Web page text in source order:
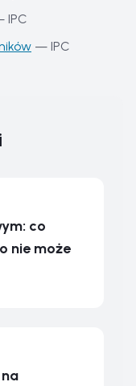
IPC
— IPC
co
nie może